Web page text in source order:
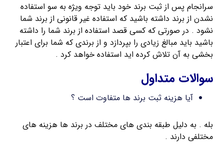
سرانجام پس از ثبت برند خود باید توجه ویژه به سو استفاده
نشدن از برند داشته باشید که استفاده غیر قانونی از برند شما
نشود . در صورتی که کسی قصد استفاده از برند شما را داشته
باشید باید مبالغ زیادی را بپردازد و از برندی که شما برای اعتبار
بخشی به آن تلاش کرده اید استفاده خواهد کرد .
سوالات متداول
آیا هزینه ثبت برند ها متفاوت است ؟
بله . به دلیل طبقه بندی های مختلف در برند ها هزینه های
مختلفی دارند .